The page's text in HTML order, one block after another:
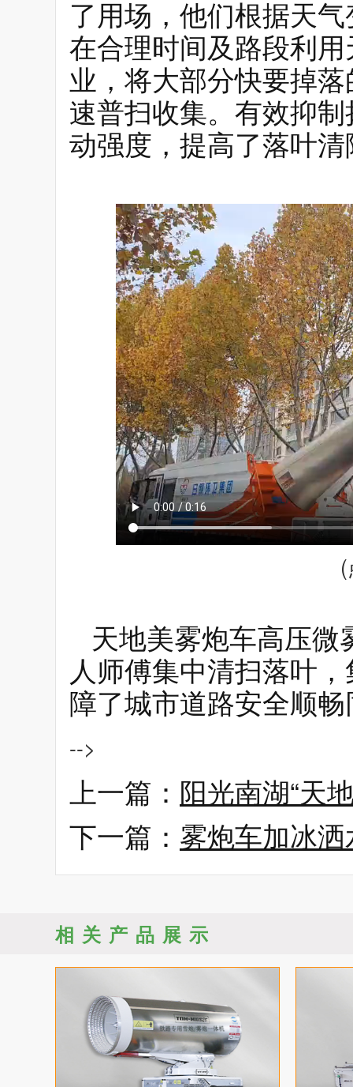
了用场，他们根据天
在合理时间及路段利
业，将大部分快要掉
速普扫收集。有效抑
动强度，提高了落叶
天地美雾炮车高压微
人师傅集中清扫落叶
障了城市道路安全顺
-->
上一篇： 阳光南湖“天
下一篇： 雾炮车加冰
相关产品展示